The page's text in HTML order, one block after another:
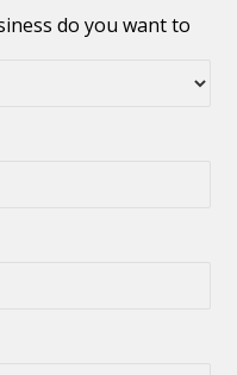
do you want to